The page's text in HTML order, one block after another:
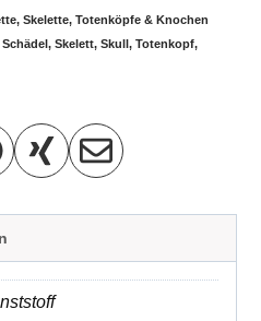
, Skelette, Totenköpfe & Knochen
Schädel, Skelett, Skull, Totenkopf,